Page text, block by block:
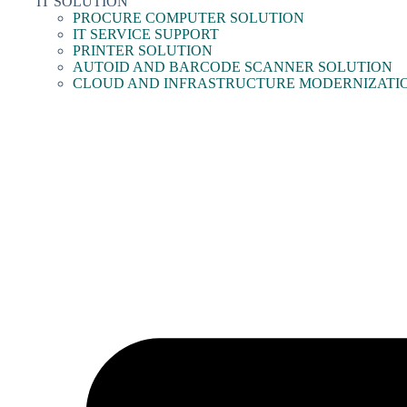
PROCURE COMPUTER SOLUTION
IT SERVICE SUPPORT
PRINTER SOLUTION
AUTOID AND BARCODE SCANNER SOLUTION
CLOUD AND INFRASTRUCTURE